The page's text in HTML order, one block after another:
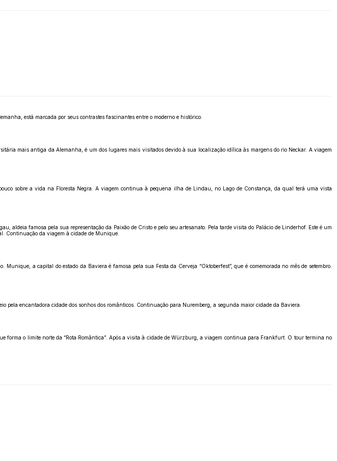
está marcada por seus contrastes fascinantes entre o moderno e histórico.
mais antiga da Alemanha, é um dos lugares mais visitados devido à sua localização idílica às margens do rio Neckar. A viagem
sobre a vida na Floresta Negra. A viagem continua à pequena ilha de Lindau, no Lago de Constança, da qual terá uma vista
aldeia famosa pela sua representação da Paixão de Cristo e pelo seu artesanato. Pela tarde visita do Palácio de Linderhof. Este é um
Continuação da viagem à cidade de Munique.
a capital do estado da Baviera é famosa pela sua Festa da Cerveja “Oktoberfest”, que é comemorada no mês de setembro.
pela encantadora cidade dos sonhos dos românticos. Continuação para Nuremberg, a segunda maior cidade da Baviera.
o limite norte da “Rota Romântica”. Após a visita à cidade de Würzburg, a viagem continua para Frankfurt. O tour termina no